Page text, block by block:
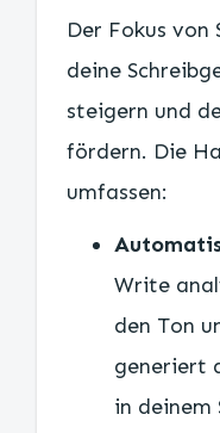
Der Fokus
deine
steigern und
fördern. Die
umfassen:
Write
den Ton
generiert
in deinem